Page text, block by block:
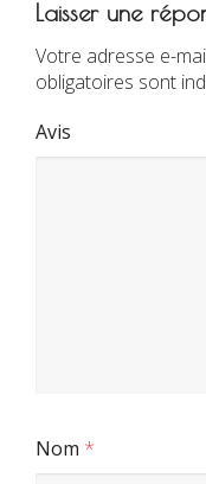
Laisser une
Votre adresse e-
obligatoires sont
Avis
Nom *